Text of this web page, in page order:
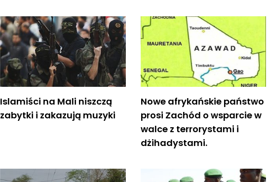
Islamiści na Mali niszczą
zabytki i zakazują muzyki
Nowe afrykańskie państwo
prosi Zachód o wsparcie w
walce z terrorystami i
dżihadystami.